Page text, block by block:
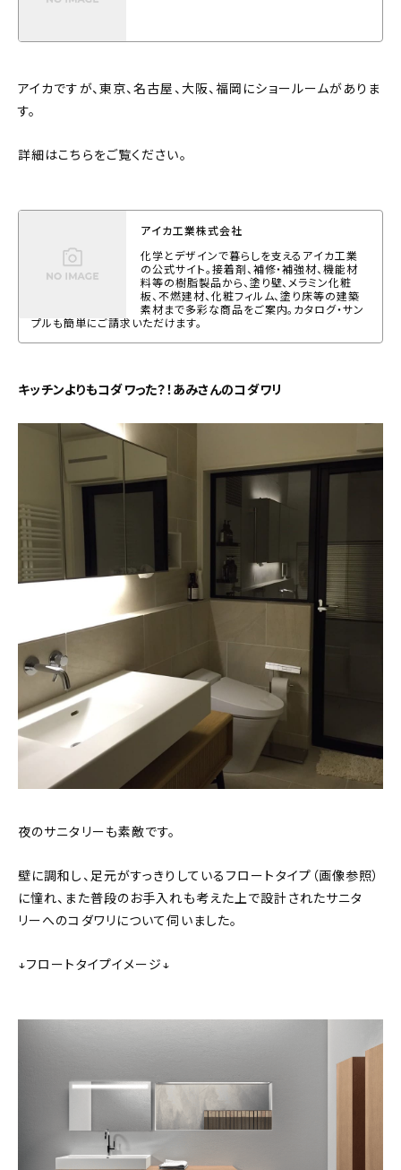
アイカですが、東京、名古屋、大阪、福岡にショールームがありま
す。
詳細はこちらをご覧ください。
アイカ工業株式会社
化学とデザインで暮らしを支えるアイカ工業
の公式サイト。接着剤、補修・補強材、機能材
料等の樹脂製品から、塗り壁、メラミン化粧
板、不燃建材、化粧フィルム、塗り床等の建築
素材まで多彩な商品をご案内。カタログ・サン
プルも簡単にご請求いただけます。
キッチンよりもコダワった？！あみさんのコダワリ
夜のサニタリーも素敵です。
壁に調和し、足元がすっきりしているフロートタイプ（画像参照）
に憧れ、また普段のお手入れも考えた上で設計されたサニタ
リーへのコダワリについて伺いました。
↓フロートタイプイメージ↓